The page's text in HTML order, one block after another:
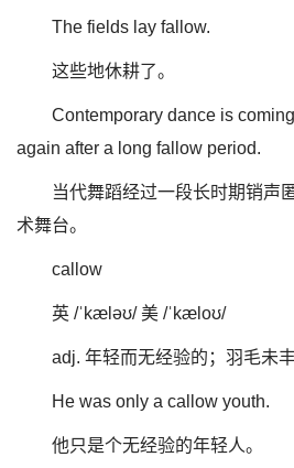
The fields lay fallow.
这些地休耕了。
Contemporary dance is
again after a long fallow period.
当代舞蹈经过一段长时期销声
术舞台。
callow
英 /ˈkæləʊ/ 美 /ˈkæloʊ/
adj. 年轻而无经验的；羽毛未
He was only a callow youth.
他只是个无经验的年轻人。